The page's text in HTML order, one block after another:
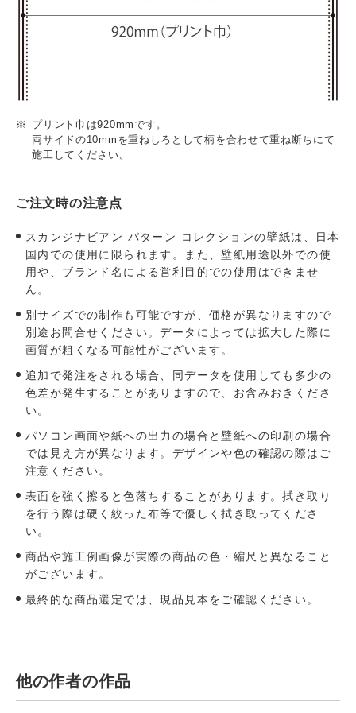
プリント巾は920mmです。
両サイドの10mmを重ねしろとして柄を合わせて重ね断ちにて
施工してください。
ご注文時の注意点
スカンジナビアン パターン コレクションの壁紙は、日本
国内での使用に限られます。また、壁紙用途以外での使
用や、ブランド名による営利目的での使用はできませ
ん。
別サイズでの制作も可能ですが、価格が異なりますので
別途お問合せください。データによっては拡大した際に
画質が粗くなる可能性がございます。
追加で発注をされる場合、同データを使用しても多少の
色差が発生することがありますので、お含みおきくださ
い。
パソコン画⾯や紙への出⼒の場合と壁紙への印刷の場合
では⾒え⽅が異なります。デザインや⾊の確認の際はご
注意ください。
表面を強く擦ると色落ちすることがあります。拭き取り
を行う際は硬く絞った布等で優しく拭き取ってくださ
い。
商品や施工例画像が実際の商品の色・縮尺と異なること
がございます。
最終的な商品選定では、現品見本をご確認ください。
他の作者の作品